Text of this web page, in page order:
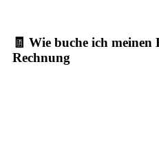
🧾 Wie buche ich
Rechnung